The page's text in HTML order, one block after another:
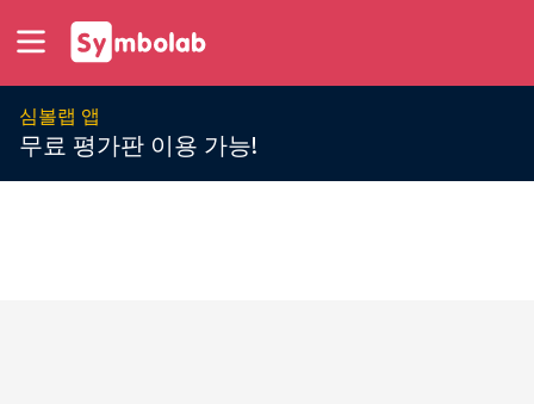
심볼랩 앱
무료 평가판 이용 가능!